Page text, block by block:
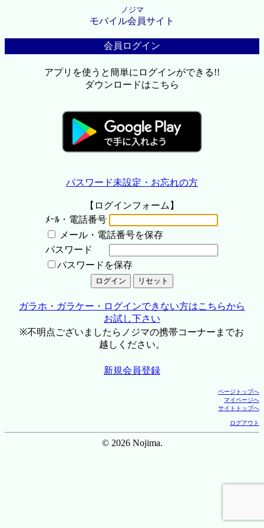
ノジマ
モバイル会員サイト
会員ログイン
アプリを使うと簡単にログインができる!!
ダウンロードはこちら
パスワード未設定・お忘れの方
【ログインフォーム】
ﾒｰﾙ・電話番号
メール・電話番号を保存
パスワード
パスワードを保存
ガラホ・ガラケー・ログインできない方はこちらから
お試し下さい
※不明点ございましたらノジマの携帯コーナーまでお
越しください。
新規会員登録
ページトップへ
マイページへ
サイトトップへ
ログアウト
© 2026 Nojima.